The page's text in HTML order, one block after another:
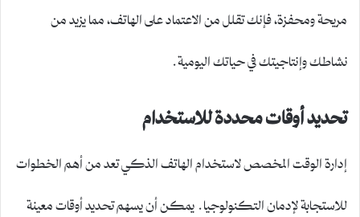
مريحة ومحفزة، فإنك تقلل من الاعتماد على الهاتف، مما يزيد من
نشاطك وإنتاجيتك في حياتك اليومية.
تحديد أوقات محددة للاستخدام
إدارة الوقت المخصص لاستخدام الهاتف الذكي تعد من أهم الخطوات
للاستجابة لإدمان التكنولوجيا. يمكن أن يسهم تحديد أوقات معينة